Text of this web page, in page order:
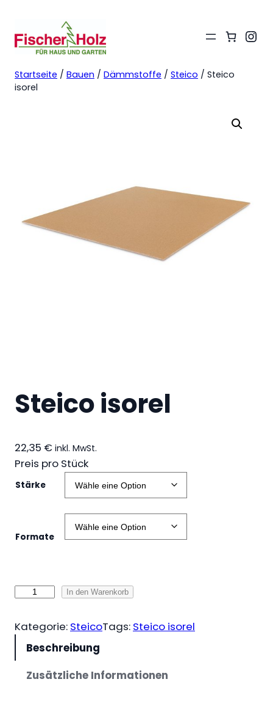
Startseite / Bauen / Dämmstoffe / Steico / Steico
isorel
Steico isorel
22,35 € inkl. MwSt.
Preis pro Stück
Stärke
Formate
e
In den Warenkorb
Kategorie: SteicoTags: Steico isorel
Beschreibung
Zusätzliche Informationen